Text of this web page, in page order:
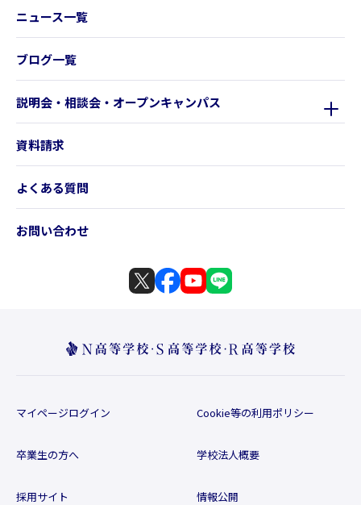
ニュース一覧
ブログ一覧
説明会・相談会・オープンキャンパス
資料請求
よくある質問
お問い合わせ
マイページログイン
卒業生の方へ
採用サイト
Cookie等の利用ポリシー
学校法人概要
情報公開